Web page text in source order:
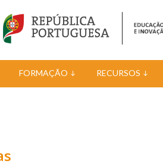
FORMAÇÃO RECURSOS